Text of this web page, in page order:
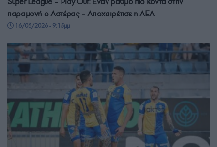
παραμονή ο Αστέρας – Αποχαιρέτισε η ΑΕΛ
16/05/2026 - 9:15μμ